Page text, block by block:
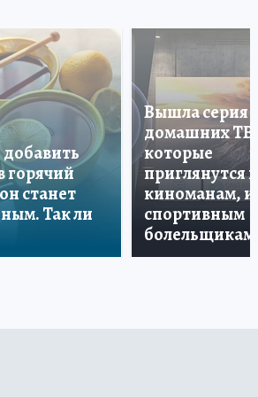
горячий
станет
Так ли
Вышла серия
домашних ТВ,
которые
приглянутся и
киноманам, и
спортивным
болельщикам